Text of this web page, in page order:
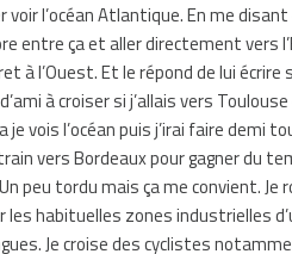
l’océan Atlantique. En me
entre ça et aller directement vers
à l’Ouest. Et le répond de lui écrire
à croiser si j’allais vers
vois l’océan puis j’irai faire demi
vers Bordeaux pour gagner du
peu tordu mais ça me convient. Je
habituelles zones industrielles
Je croise des cyclistes